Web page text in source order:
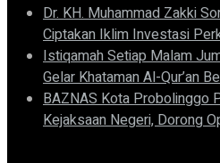
Dr. KH. Muhammad Zakki
Ciptakan Iklim Investasi
Istiqamah Setiap Malam
Gelar Khataman Al-Qur’an
BAZNAS Kota Probolinggo
Kejaksaan Negeri, Dorong